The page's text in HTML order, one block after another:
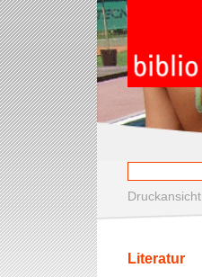
Druckansicht
Literatur